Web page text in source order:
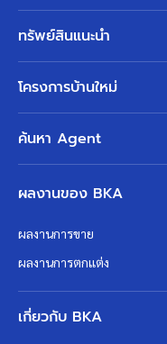
ทรัพย์สินแนะนำ
โครงการบ้านใหม่
ค้นหา Agent
ผลงานของ BKA
ผลงานการขาย
ผลงานการตกแต่ง
เกี่ยวกับ BKA